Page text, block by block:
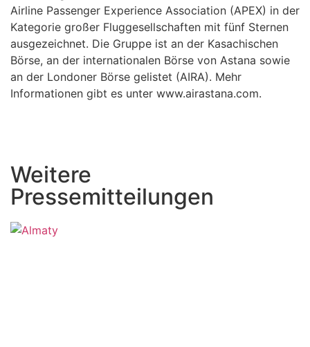
Airline Passenger Experience Association (APEX) in der
Kategorie großer Fluggesellschaften mit fünf Sternen
ausgezeichnet. Die Gruppe ist an der Kasachischen
Börse, an der internationalen Börse von Astana sowie
an der Londoner Börse gelistet (AIRA). Mehr
Informationen gibt es unter www.airastana.com.
Weitere
Pressemitteilungen